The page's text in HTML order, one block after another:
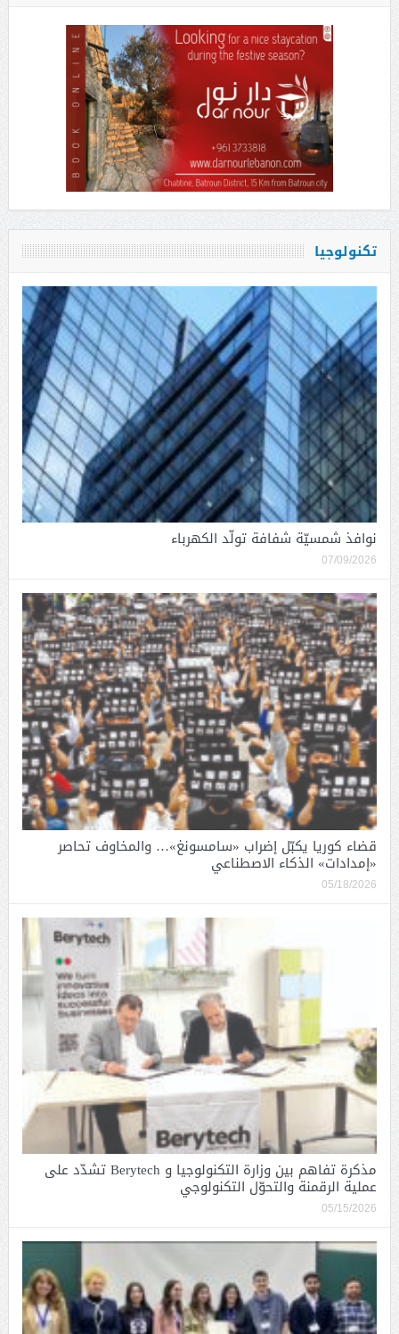
تكنولوجيا
نوافذ شمسيّة شفافة تولّد الكهرباء
07/09/2026
قضاء كوريا يكبّل إضراب «سامسونغ»… والمخاوف تحاصر
«إمدادات» الذكاء الاصطناعي
05/18/2026
مذكرة تفاهم بين وزارة التكنولوجيا و Berytech تشدّد على
عملية الرقمنة والتحوّل التكنولوجي
05/15/2026